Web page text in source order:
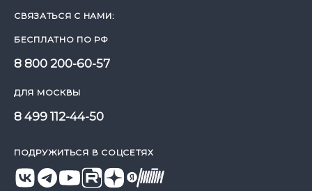
СВЯЗАТЬСЯ С НАМИ:
БЕСПЛАТНО ПО РФ
8 800 200-60-57
ДЛЯ МОСКВЫ
8 499 112-44-50
ПОДРУЖИТЬСЯ В СОЦСЕТЯХ